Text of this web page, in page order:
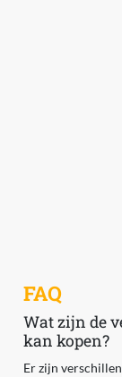
FAQ
Wat zijn de
kan kopen?
Er zijn